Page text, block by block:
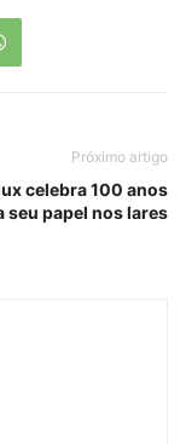
Próximo artigo
celebra 100 anos
seu papel nos lares